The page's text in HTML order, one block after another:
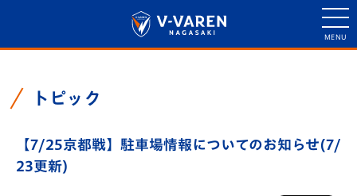
トピック
【7/25京都戦】駐車場情報についてのお知らせ(7/
23更新)